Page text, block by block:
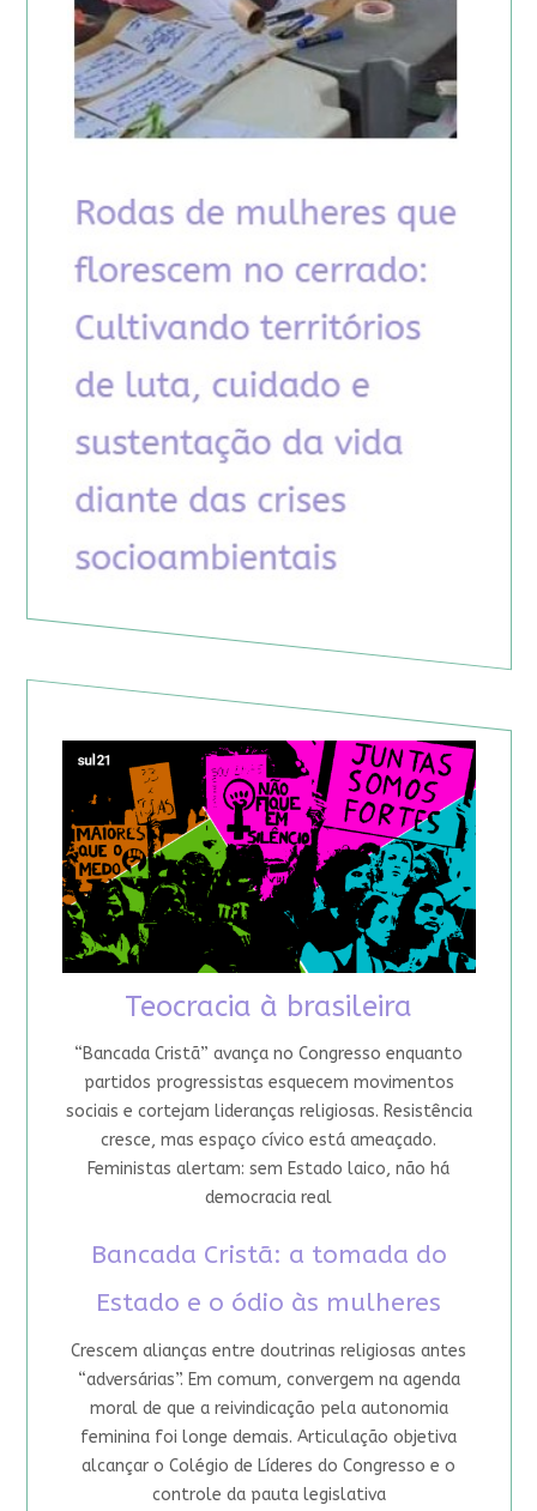
Teocracia à brasileira
“Bancada Cristã” avança no Congresso enquanto
partidos progressistas esquecem movimentos
sociais e cortejam lideranças religiosas. Resistência
cresce, mas espaço cívico está ameaçado.
Feministas alertam: sem Estado laico, não há
democracia real
Bancada Cristã: a tomada do
Estado e o ódio às mulheres
Crescem alianças entre doutrinas religiosas antes
“adversárias”. Em comum, convergem na agenda
moral de que a reivindicação pela autonomia
feminina foi longe demais. Articulação objetiva
alcançar o Colégio de Líderes do Congresso e o
controle da pauta legislativa